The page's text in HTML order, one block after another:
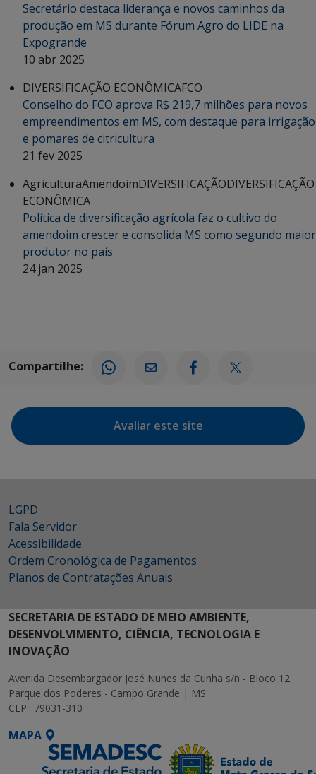
Secretário destaca liderança e novos caminhos da
produção em MS durante Fórum Agro do LIDE na
Expogrande
10 abr 2025
DIVERSIFICAÇÃO ECONÔMICAFCO
Conselho do FCO aprova R$ 219,7 milhões para novos
empreendimentos em MS, com destaque para irrigação
e pomares de citricultura
21 fev 2025
AgriculturaAmendoimDIVERSIFICAÇÃODIVERSIFICAÇÃO
ECONÔMICA
Política de diversificação agrícola faz o cultivo do
amendoim crescer e consolida MS como segundo maior
produtor no país
24 jan 2025
Compartilhe:
Avaliar este site
LGPD
Fala Servidor
Acessibilidade
Ordem Cronológica de Pagamentos
Planos de Contratações Anuais
SECRETARIA DE ESTADO DE MEIO AMBIENTE,
DESENVOLVIMENTO, CIÊNCIA, TECNOLOGIA E
INOVAÇÃO
Avenida Desembargador José Nunes da Cunha s/n - Bloco 12
Parque dos Poderes - Campo Grande | MS
CEP.: 79031-310
MAPA